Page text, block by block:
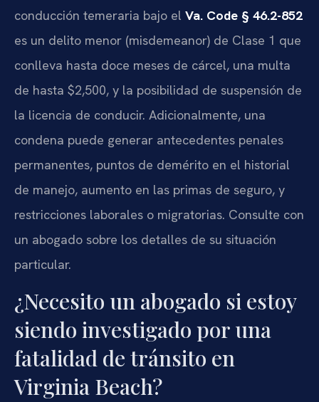
conducción temeraria bajo el Va. Code § 46.2-852
es un delito menor (misdemeanor) de Clase 1 que
conlleva hasta doce meses de cárcel, una multa
de hasta $2,500, y la posibilidad de suspensión de
la licencia de conducir. Adicionalmente, una
condena puede generar antecedentes penales
permanentes, puntos de demérito en el historial
de manejo, aumento en las primas de seguro, y
restricciones laborales o migratorias. Consulte con
un abogado sobre los detalles de su situación
particular.
¿Necesito un abogado si estoy
siendo investigado por una
fatalidad de tránsito en
Virginia Beach?